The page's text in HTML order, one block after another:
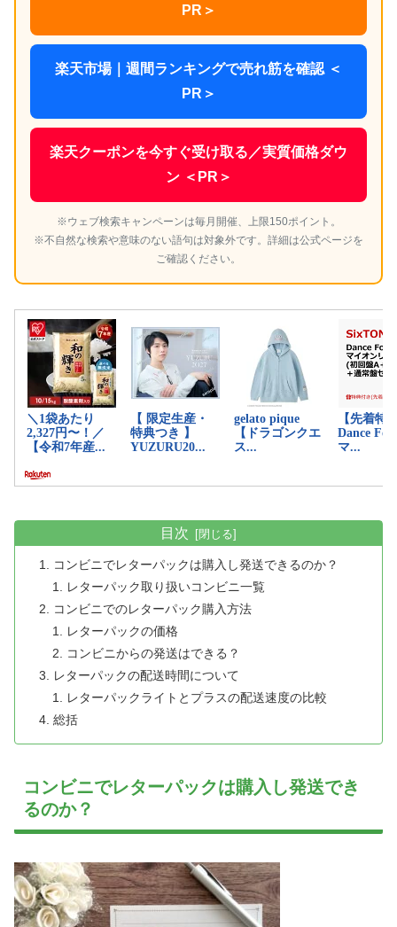
PR＞
楽天市場｜週間ランキングで売れ筋を確認 ＜
PR＞
楽天クーポンを今すぐ受け取る／実質価格ダウ
ン ＜PR＞
※ウェブ検索キャンペーンは毎月開催、上限150ポイント。
※不自然な検索や意味のない語句は対象外です。詳細は公式ページを
ご確認ください。
目次
コンビニでレターパックは購入し発送できるのか？
レターパック取り扱いコンビニ一覧
コンビニでのレターパック購入方法
レターパックの価格
コンビニからの発送はできる？
レターパックの配送時間について
レターパックライトとプラスの配送速度の比較
総括
コンビニでレターパックは購入し発送でき
るのか？